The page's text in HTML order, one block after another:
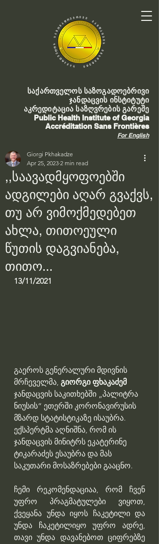
საქართველოს საზოგადოებრივი
ჯანდაცვის ინსტიტუტი
აკრედიტაცია საზღვრების გარეშე
Public Health Institute of Georgia
Accréditation Sans Frontières
For English
,,საავადმყოფოებში
ადგილები აღარ გვაქვს,
თუ არ ვიმოქმედებეთ
ახლა, თითოეული
წუთის დაგვიანება,
თითო...
Giorgi Pkhakadze
Apr 25, 2023 2 min read
13/11/2021
გაეროს გენერალური მდივნის
მრჩეველმა, გიორგი ფხაკაძემ
ჯანდაცვის საკითხებში „პალიტრა
ნიუსის“ ეთერში კორონავირუსის
მზარდ სტატისტიკაზე ისაუბრა.
ექსპერტმა აღნიშნა, რომ ის
ჯანდაცვის მინიტრს ეკატერინე
ტიკარაძეს ესაუბრა და მას
საკუთარი მოსაზრებები გააცნო.
ჩემი რეკომენდაციაა, რომ ჩვენ
უფრო პრაგმატულები ვიყოთ,
ქვეყანა უნდა იყოს ჩაკეტილი და
უნდა ჩაკეტილიყო უფრო ადრე,
თავი უნდა დავანებოთ ციფრებზე